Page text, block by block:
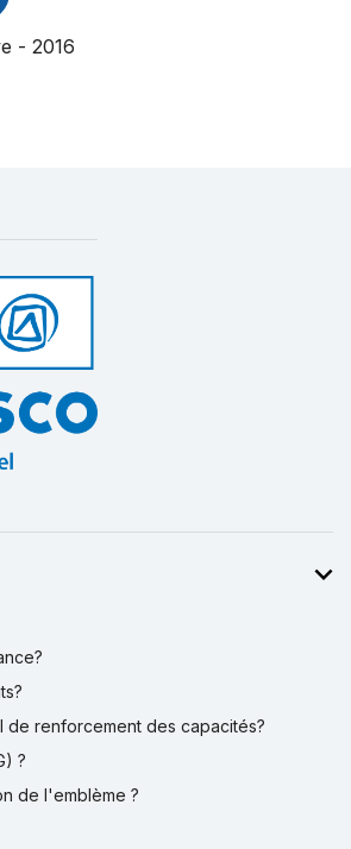
- 2016
de renforcement des capacités?
?
de l'emblème ?